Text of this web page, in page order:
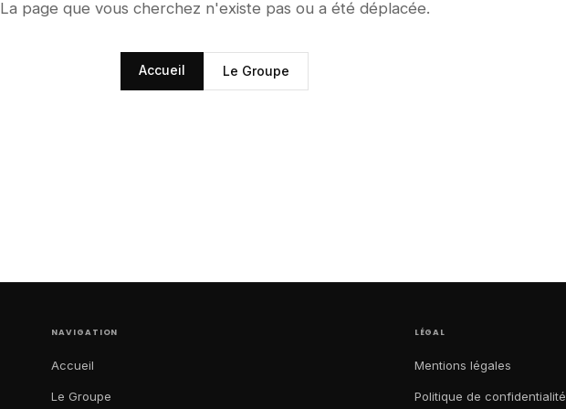
La page que vous cherchez n'existe pas ou a été déplacée.
Accueil Le Groupe
NAVIGATION
Accueil
Le Groupe
LÉGAL
Mentions légales
Politique de confidentialité